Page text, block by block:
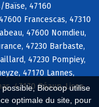
Biocoop utilise
optimale du site, pour
47160
Francescas, 47310
47600 Nomdieu,
47230 Barbaste,
47230 Pompiey,
47170 Lannes,
47170 Réaup-Lisse,